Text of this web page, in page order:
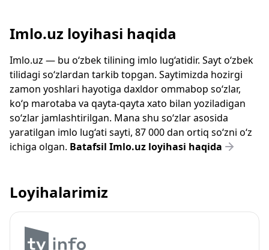
Imlo.uz loyihasi haqida
Imlo.uz — bu o‘zbek tilining imlo lug‘atidir. Sayt o‘zbek
tilidagi so‘zlardan tarkib topgan. Saytimizda hozirgi
zamon yoshlari hayotiga daxldor ommabop so‘zlar,
ko‘p marotaba va qayta-qayta xato bilan yoziladigan
so‘zlar jamlashtirilgan. Mana shu so‘zlar asosida
yaratilgan imlo lug‘ati sayti, 87 000 dan ortiq so‘zni o‘z
ichiga olgan. Batafsil Imlo.uz loyihasi haqida
Loyihalarimiz